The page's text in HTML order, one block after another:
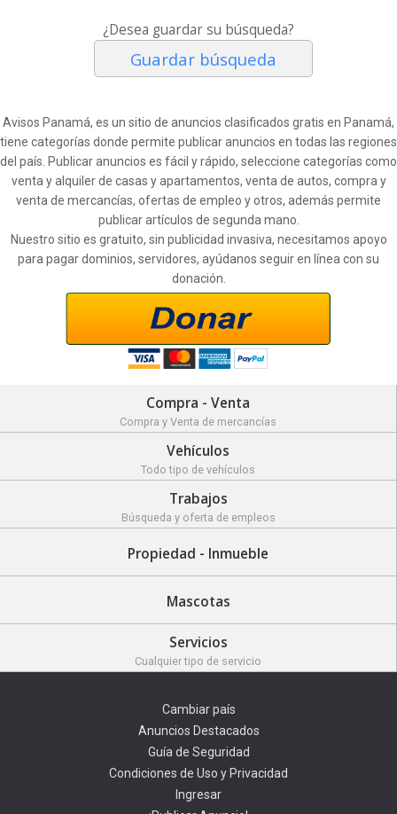
¿Desea guardar su búsqueda?
Guardar búsqueda
Avisos Panamá, es un sitio de anuncios clasificados gratis en Panamá,
tiene categorías donde permite publicar anuncios en todas las regiones
del país. Publicar anuncios es fácil y rápido, seleccione categorías como
venta y alquiler de casas y apartamentos, venta de autos, compra y
venta de mercancías, ofertas de empleo y otros, además permite
publicar artículos de segunda mano.
Nuestro sitio es gratuito, sin publicidad invasiva, necesitamos apoyo
para pagar dominios, servidores, ayúdanos seguir en línea con su
donación.
Compra - Venta
Compra y Venta de mercancías
Vehículos
Todo tipo de vehículos
Trabajos
Búsqueda y oferta de empleos
Propiedad - Inmueble
Mascotas
Servicios
Cualquier tipo de servicio
Cambiar país
Anuncios Destacados
Guía de Seguridad
Condiciones de Uso y Privacidad
Ingresar